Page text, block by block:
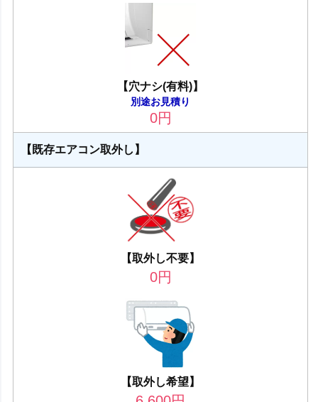
【穴ナシ(有料)】
別途お見積り
0円
【既存エアコン取外し】
【取外し不要】
0円
【取外し希望】